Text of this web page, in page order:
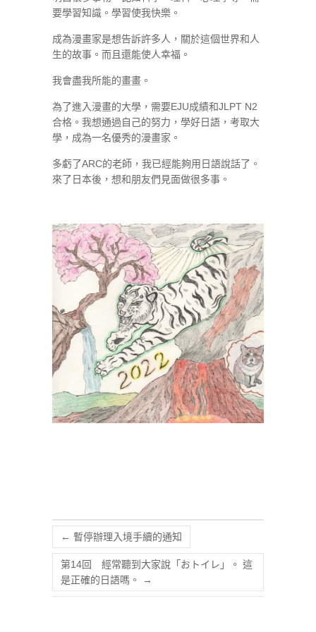
要學習知識。學習使我快樂。
成為漫畫家是想告訴許多人，關於這個世界和人
生的故事。而且還能使人幸福。
我會盡我所能的畫畫。
為了進入漫畫的大學，需要EJU成績和JLPT N2
合格。我想通過自己的努力，學好日語，考取大
學，成為一名優秀的漫畫家。
多虧了ARC的老師，我已經能夠用日語說話了。
來了日本後，想和朋友們見面做很多事。
← 暫停辦理入境手續的通知
第14回 經常聽到大家說「おトイレ」。 這
是正確的日語嗎。
→